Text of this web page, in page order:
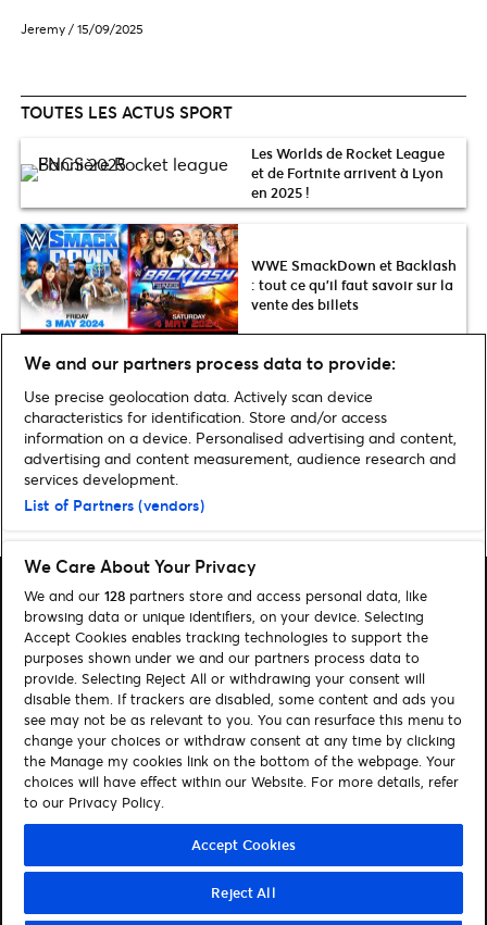
Jeremy / 15/09/2025
TOUTES LES ACTUS SPORT
Les Worlds de Rocket League
et de Fortnite arrivent à Lyon
en 2025 !
WWE SmackDown et Backlash
: tout ce qu’il faut savoir sur la
vente des billets
Plus d’actus SPORT
Home» SPORT
Rechercher
Gérer mes cookies
Aide / Contact
Suivez-nous
Visit Facebook (opens in a new window)
Visit Twitter (opens in a new window)
Visit Youtube (opens in a new window)
Visit LinkedIn (opens in a new window)
© Ticketmaster 2026
We and our partners process data to provide:
Use precise geolocation data. Actively scan device
characteristics for identification. Store and/or access
information on a device. Personalised advertising and content,
advertising and content measurement, audience research and
services development.
List of Partners (vendors)
We Care About Your Privacy
We and our 128 partners store and access personal data, like
browsing data or unique identifiers, on your device. Selecting
Accept Cookies enables tracking technologies to support the
purposes shown under we and our partners process data to
provide. Selecting Reject All or withdrawing your consent will
disable them. If trackers are disabled, some content and ads you
see may not be as relevant to you. You can resurface this menu to
change your choices or withdraw consent at any time by clicking
the Manage my cookies link on the bottom of the webpage. Your
choices will have effect within our Website. For more details, refer
to our Privacy Policy.
Accept Cookies
Reject All